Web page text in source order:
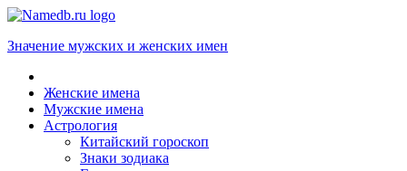
Значение мужских и женских имен
Женские имена
Мужские имена
Астрология
Китайский гороскоп
Знаки зодиака